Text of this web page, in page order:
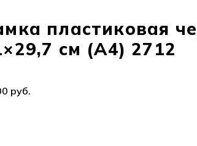
пластиковая
см (А4) 2712
руб.